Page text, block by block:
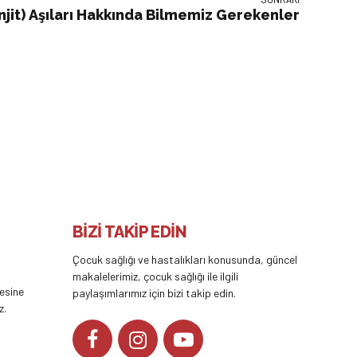
Aşıları Hakkında Bilmemiz Gerekenler
BİZİ TAKİP EDİN
Çocuk sağlığı ve hastalıkları konusunda, güncel
makalelerimiz, çocuk sağlığı ile ilgili
paylaşımlarımız için bizi takip edin.